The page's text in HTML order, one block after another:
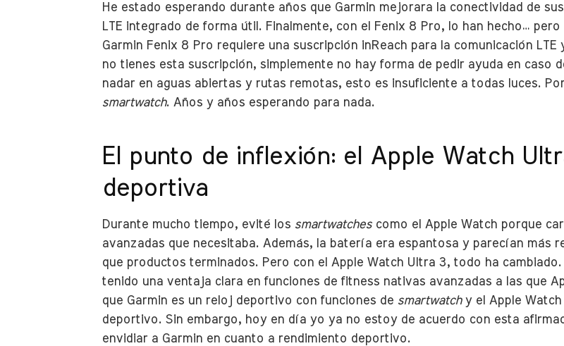
He estado esperando durante años que Garmin mejorara la conectividad de
LTE integrado de forma útil. Finalmente, con el Fenix 8 Pro, lo han hecho…
Garmin Fenix 8 Pro requiere una suscripción inReach para la comunicación
no tienes esta suscripción, simplemente no hay forma de pedir ayuda en caso
nadar en aguas abiertas y rutas remotas, esto es insuficiente a todas luces.
smartwatch. Años y años esperando para nada.
El punto de inflexión: el Apple Watch
deportiva
Durante mucho tiempo, evité los smartwatchescomo el Apple Watch porque
avanzadas que necesitaba. Además, la batería era espantosa y parecían más
que productos terminados. Pero con el Apple Watch Ultra 3, todo ha
tenido una ventaja clara en funciones de fitness nativas avanzadas a las que
que Garmin es un reloj deportivo con funciones de smartwatchy el Apple Watch
deportivo. Sin embargo, hoy en día yo ya no estoy de acuerdo con esta
envidiar a Garmin en cuanto a rendimiento deportivo.